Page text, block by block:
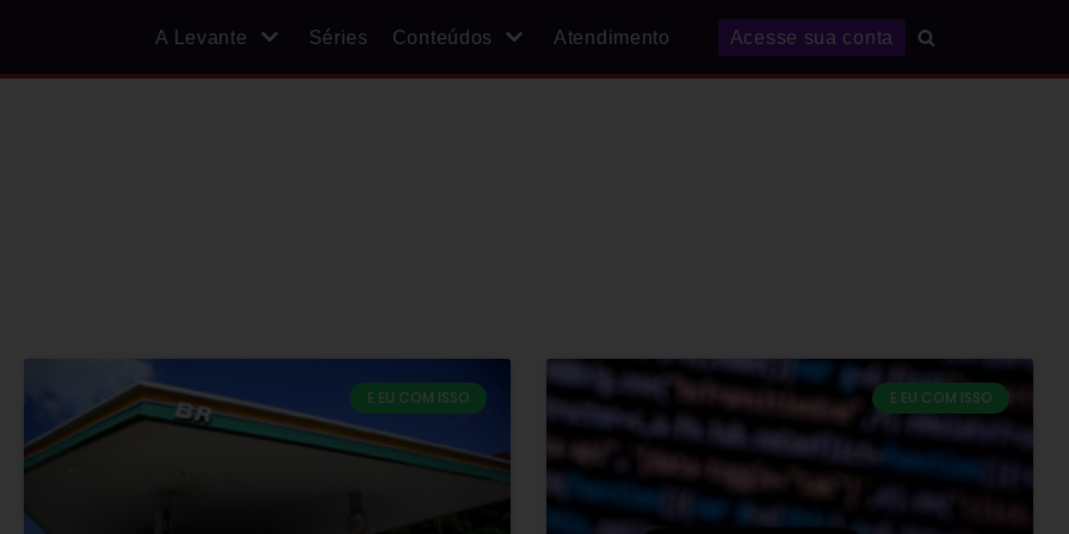
A Levante Séries Conteúdos Atendimento Acesse sua conta
E EU COM ISSO E EU COM ISSO